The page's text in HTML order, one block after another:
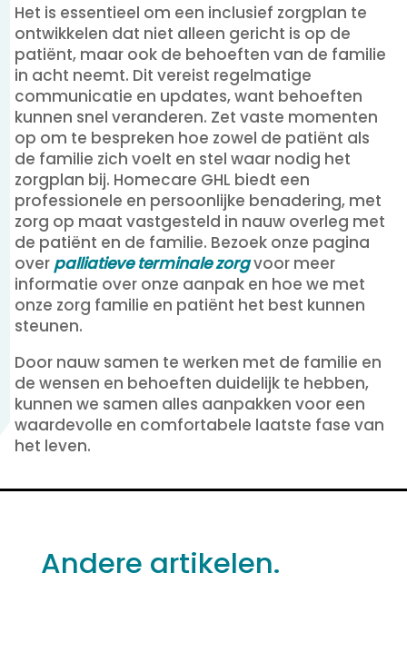
Het is essentieel om een inclusief zorgplan te
ontwikkelen dat niet alleen gericht is op de
patiënt, maar ook de behoeften van de familie
in acht neemt. Dit vereist regelmatige
communicatie en updates, want behoeften
kunnen snel veranderen. Zet vaste momenten
op om te bespreken hoe zowel de patiënt als
de familie zich voelt en stel waar nodig het
zorgplan bij. Homecare GHL biedt een
professionele en persoonlijke benadering, met
zorg op maat vastgesteld in nauw overleg met
de patiënt en de familie. Bezoek onze pagina
over palliatieve terminale zorgvoor meer
informatie over onze aanpak en hoe we met
onze zorg familie en patiënt het best kunnen
steunen.
Door nauw samen te werken met de familie en
de wensen en behoeften duidelijk te hebben,
kunnen we samen alles aanpakken voor een
waardevolle en comfortabele laatste fase van
het leven.
Andere artikelen.